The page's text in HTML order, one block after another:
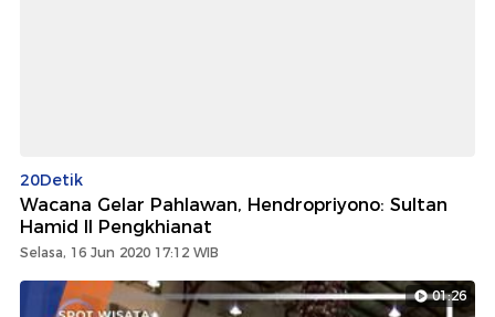
20Detik
Wacana Gelar Pahlawan, Hendropriyono: Sultan
Hamid II Pengkhianat
Selasa, 16 Jun 2020 17:12 WIB
01:26